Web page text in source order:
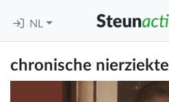
NL
chronische nierziekte